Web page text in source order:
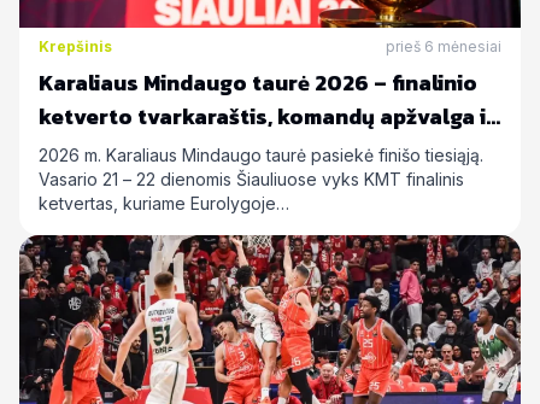
Krepšinis prieš 6 mėnesiai
Karaliaus Mindaugo taurė 2026 – finalinio
ketverto tvarkaraštis, komandų apžvalga ir
statymų prognozės
2026 m. Karaliaus Mindaugo taurė pasiekė finišo tiesiąją.
Vasario 21 – 22 dienomis Šiauliuose vyks KMT finalinis
ketvertas, kuriame Eurolygoje…